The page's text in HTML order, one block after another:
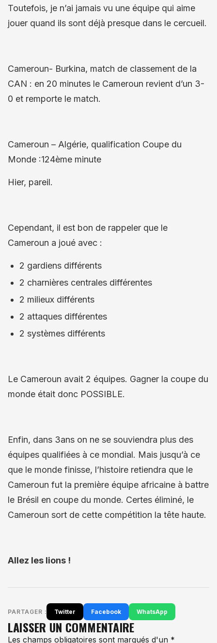
Toutefois, je n’ai jamais vu une équipe qui aime
jouer quand ils sont déjà presque dans le cercueil.
Cameroun- Burkina, match de classement de la
CAN : en 20 minutes le Cameroun revient d’un 3-
0 et remporte le match.
Cameroun – Algérie, qualification Coupe du
Monde :124ème minute
Hier, pareil.
Cependant, il est bon de rappeler que le
Cameroun a joué avec :
2 gardiens différents
2 charnières centrales différentes
2 milieux différents
2 attaques différentes
2 systèmes différents
Le Cameroun avait 2 équipes. Gagner la coupe du
monde était donc POSSIBLE.
Enfin, dans 3ans on ne se souviendra plus des
équipes qualifiées à ce mondial. Mais jusqu’à ce
que le monde finisse, l’histoire retiendra que le
Cameroun fut la première équipe africaine à battre
le Brésil en coupe du monde. Certes éliminé, le
Cameroun sort de cette compétition la tête haute.
Allez les lions !
PARTAGER : Twitter Facebook WhatsApp
LAISSER UN COMMENTAIRE
Les champs obligatoires sont marqués d'un *